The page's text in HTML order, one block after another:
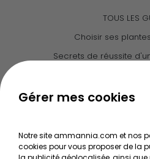
TOUS LES
Choisir ses
Secrets de réussite
Le journal
Recherche de
Gérer mes cookies
Notre site ammannia.com et nos
cookies pour vous proposer de la